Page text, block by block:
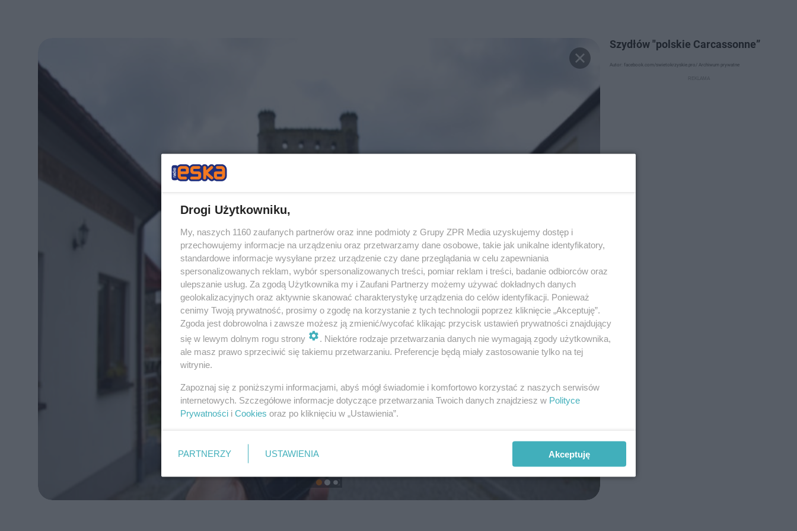
Szydłów "polskie Carcassonne”
Autor: facebook.com/swietokrzyskie.pro/ Archiwum prywatne
Drogi Użytkowniku,
My, naszych 1160 zaufanych partnerów oraz inne podmioty z Grupy ZPR Media uzyskujemy dostęp i
przechowujemy informacje na urządzeniu oraz przetwarzamy dane osobowe, takie jak unikalne identyfikatory,
standardowe informacje wysyłane przez urządzenie czy dane przeglądania w celu zapewniania
spersonalizowanych reklam, wybór spersonalizowanych treści, pomiar reklam i treści, badanie odbiorców oraz
ulepszanie usług. Za zgodą Użytkownika my i Zaufani Partnerzy możemy używać dokładnych danych
geolokalizacyjnych oraz aktywnie skanować charakterystykę urządzenia do celów identyfikacji. Ponieważ
cenimy Twoją prywatność, prosimy o zgodę na korzystanie z tych technologii poprzez kliknięcie „Akceptuję”.
Zgoda jest dobrowolna i zawsze możesz ją zmienić/wycofać klikając przycisk ustawień prywatności znajdujący
się w lewym dolnym rogu strony
. Niektóre rodzaje przetwarzania danych nie wymagają zgody użytkownika,
ale masz prawo sprzeciwić się takiemu przetwarzaniu. Preferencje będą miały zastosowanie tylko na tej
witrynie.
Zapoznaj się z poniższymi informacjami, abyś mógł świadomie i komfortowo korzystać z naszych serwisów
internetowych. Szczegółowe informacje dotyczące przetwarzania Twoich danych znajdziesz w Polityce
Prywatności i Cookies oraz po kliknięciu w „Ustawienia”.
PARTNERZY USTAWIENIA Akceptuję